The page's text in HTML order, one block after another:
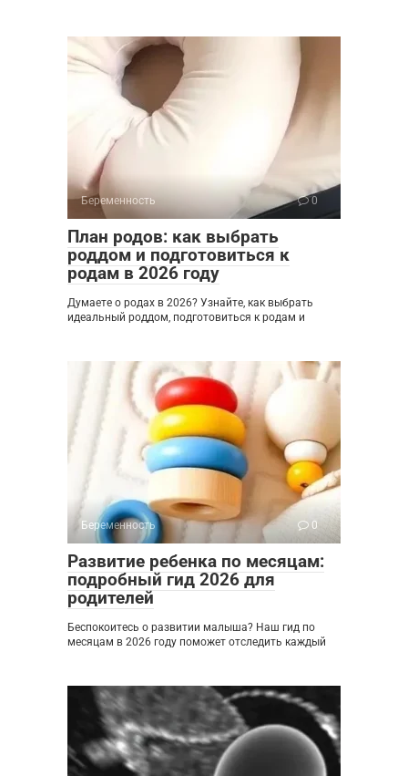
Беременность 0
План родов: как выбрать
роддом и подготовиться к
родам в 2026 году
Думаете о родах в 2026? Узнайте, как выбрать
идеальный роддом, подготовиться к родам и
Беременность 0
Развитие ребенка по месяцам:
подробный гид 2026 для
родителей
Беспокоитесь о развитии малыша? Наш гид по
месяцам в 2026 году поможет отследить каждый